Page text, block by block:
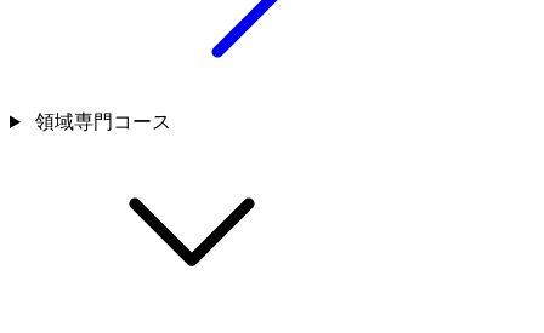
領域専門コース